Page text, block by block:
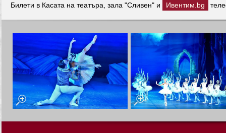
Билети в Касата на театъра, зала "Сливен" и Ивентим.bg